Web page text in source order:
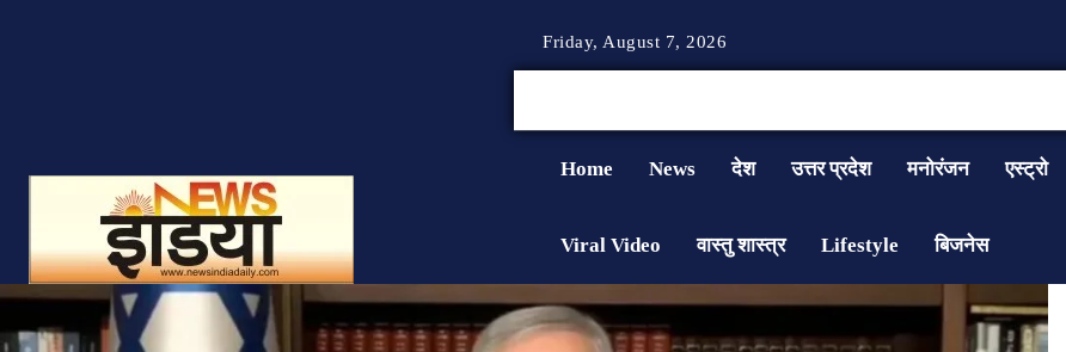
Friday, August 7, 2026
Home News देश उत्तर प्रदेश मनोरंजन एस्ट्रो
Viral Video वास्तु शास्त्र Lifestyle बिजनेस